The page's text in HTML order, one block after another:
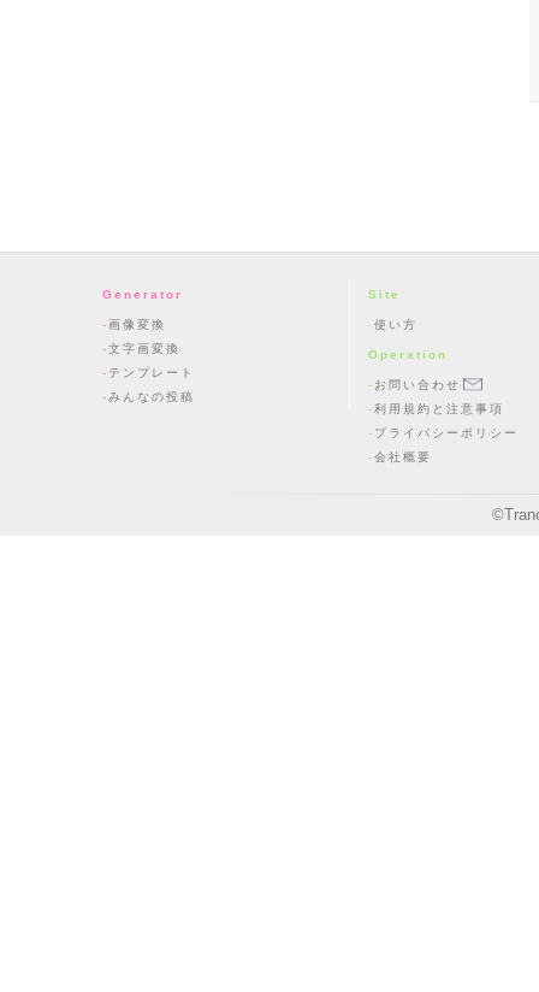
Generator
画像変換
文字画変換
テンプレート
みんなの投稿
Site
使い方
Operation
お問い合わせ
利用規約と注意事項
プライバシーポリシー
会社概要
©